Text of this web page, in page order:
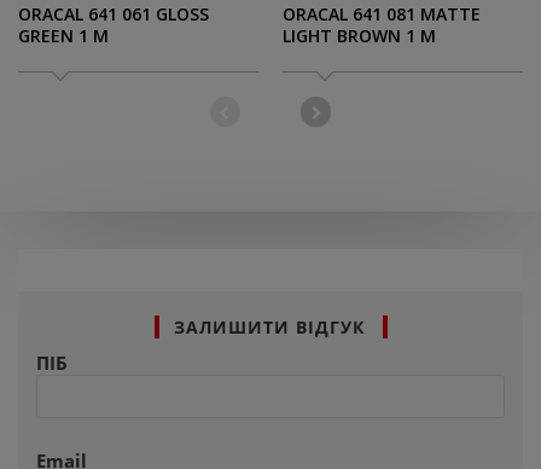
ORACAL 641 061 GLOSS
GREEN 1 M
ORACAL 641 081 MATTE
LIGHT BROWN 1 M
ЗАЛИШИТИ ВІДГУК
ПІБ
Email